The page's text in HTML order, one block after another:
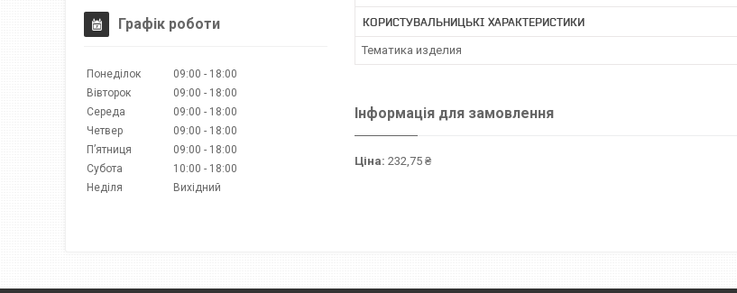
КОРИСТУВАЛЬНИЦЬКІ ХАРАКТЕРИСТИКИ
Тематика изделия
Інформація для замовлення
Ціна: 232,75 ₴
Графік роботи
Понеділок 09:00
18:00
Вівторок
09:00
18:00
Середа
09:00
18:00
Четвер
09:00
18:00
Пʼятниця
09:00
18:00
Субота
10:00
18:00
Неділя
Вихідний